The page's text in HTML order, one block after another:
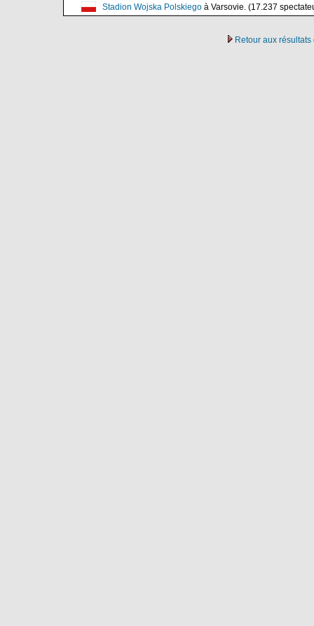
Stadion Wojska Polskiego à Varsovie. (17.237
Retour aux